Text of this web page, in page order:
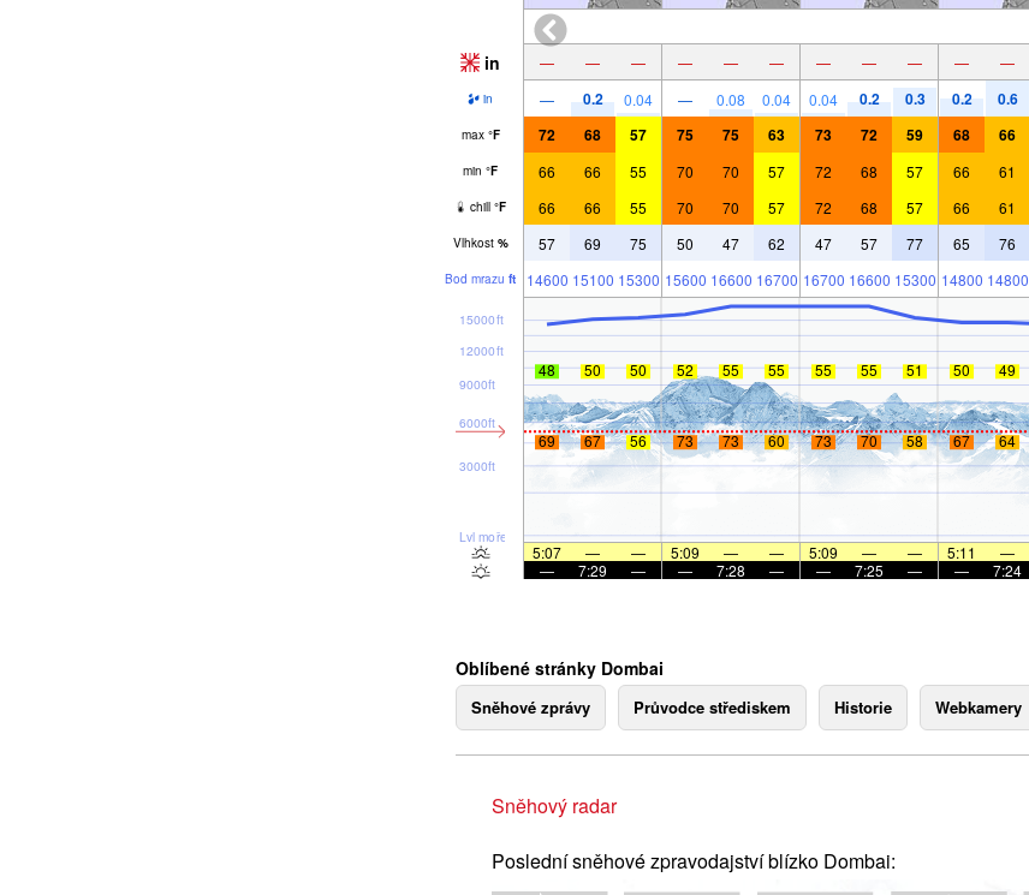
in — — — — — — — — — — —
in — 0.2 0.04 — 0.08 0.04 0.04 0.2 0.3 0.2 0.6
max °F 72 68 57 75 75 63 73 72 59 68 66
min °F 66 66 55 70 70 57 72 68 57 66 61
chill °F 66 66 55 70 70 57 72 68 57 66 61
Vlhkost % 57 69 75 50 47 62 47 57 77 65 76
Bod mrazu ft 14600 15100 15300 15600 16600 16700 16700 16600 15300 14800 14800
Lvl moře
3000ft
6000ft
9000ft
12000ft
15000ft
48 50 50 52 55 55 55 55 51 50 49
69 67 56 73 73 60 73 70 58 67 64
5:07 — — 5:09 — — 5:09 — — 5:11 —
—
7:29 — — 7:28 — — 7:25 — — 7:24
Oblíbené stránky Dombai
Sněhové zprávy Průvodce střediskem Historie Webkamery
Sněhový radar
Poslední sněhové zpravodajství blízko Dombai: